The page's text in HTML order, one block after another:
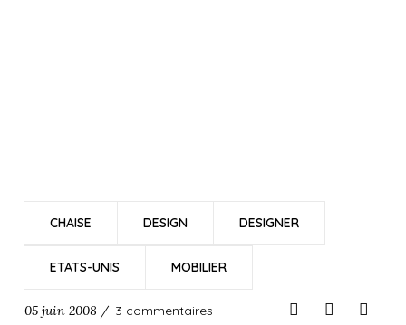
CHAISE DESIGN DESIGNER
ETATS-UNIS MOBILIER
05 juin 2008 / 3 commentaires